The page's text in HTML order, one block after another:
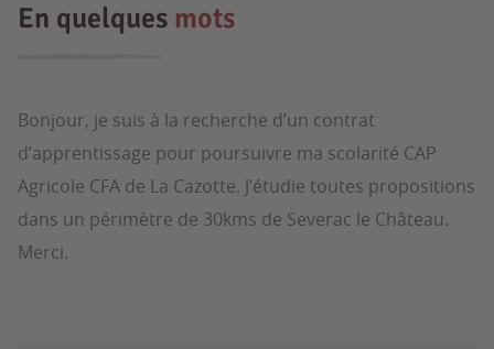
En quelques mots
Bonjour, je suis à la recherche d’un contrat
d’apprentissage pour poursuivre ma scolarité CAP
Agricole CFA de La Cazotte. J’étudie toutes propositions
dans un périmètre de 30kms de Severac le Château.
Merci.